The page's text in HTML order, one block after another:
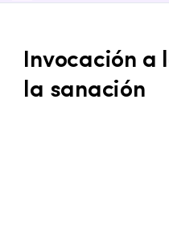
Invocación a
la sanación